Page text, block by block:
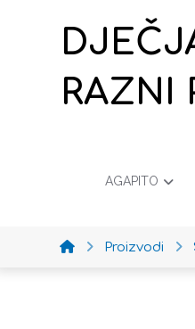
RAZNI
AGAPITO
Proizvodi